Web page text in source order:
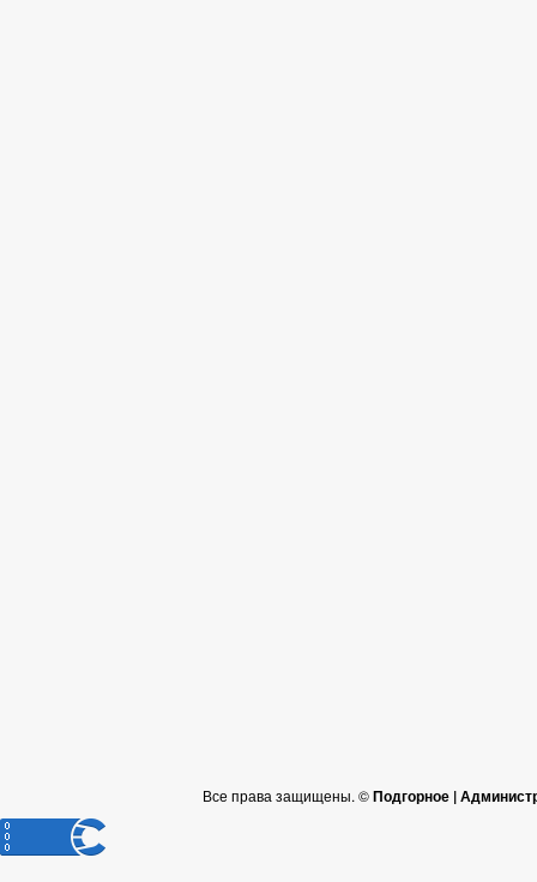
Все права защищены. ©Подгорное |